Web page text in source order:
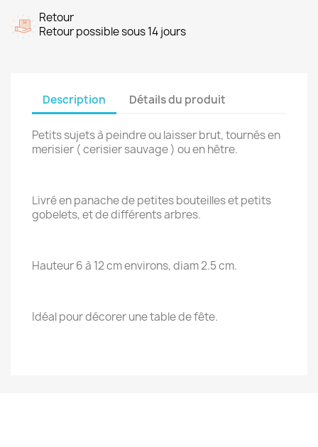
Retour
Retour possible sous 14 jours
Description Détails du produit
Petits sujets à peindre ou laisser brut, tournés en
merisier ( cerisier sauvage ) ou en hêtre.
Livré en panache de petites bouteilles et petits
gobelets, et de différents arbres.
Hauteur 6 à 12 cm environs, diam 2.5 cm.
Idéal pour décorer une table de fête.